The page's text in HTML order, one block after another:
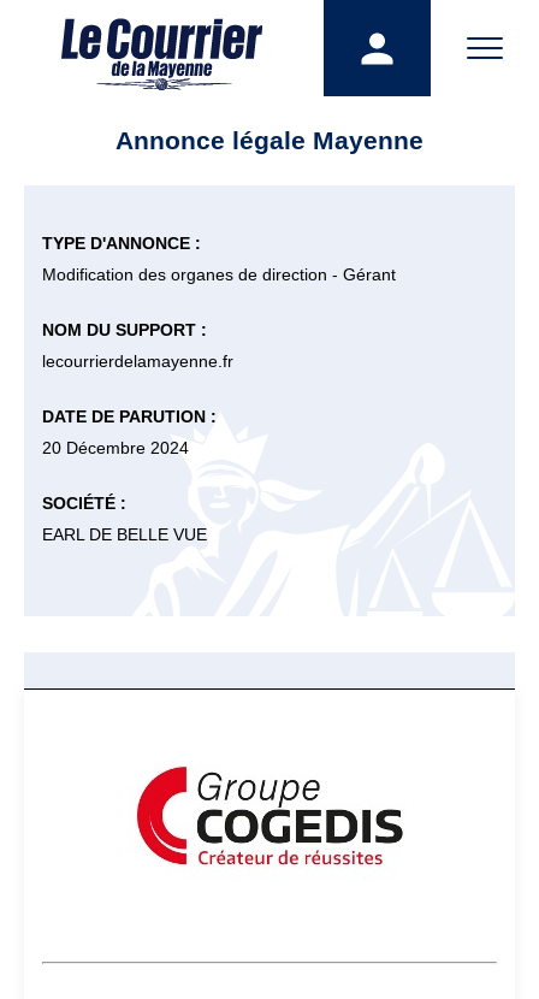
Annonce légale Mayenne
TYPE D'ANNONCE :
Modification des organes de direction - Gérant
NOM DU SUPPORT :
lecourrierdelamayenne.fr
DATE DE PARUTION :
20 Décembre 2024
SOCIÉTÉ :
EARL DE BELLE VUE